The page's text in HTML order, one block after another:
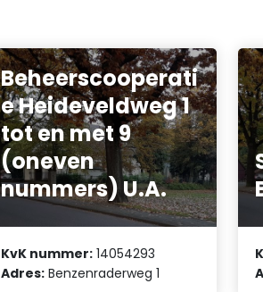
Beheerscooperati
e Heideveldweg 1
tot en met 9
(oneven
nummers) U.A.
KvK nummer: 14054293
Adres: Benzenraderweg 1